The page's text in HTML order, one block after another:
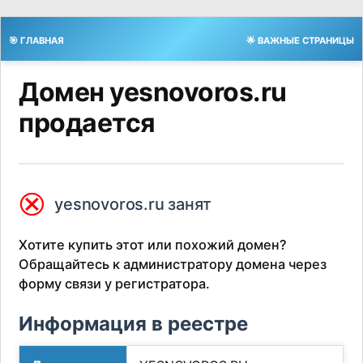
🎯 ГЛАВНАЯ 🌟 ВАЖНЫЕ СТРАНИЦЫ
Домен yesnovoros.ru
продается
⮿ yesnovoros.ru занят
Хотите купить этот или похожий домен?
Обращайтесь к администратору домена через
форму связи у регистратора.
Информация в реестре